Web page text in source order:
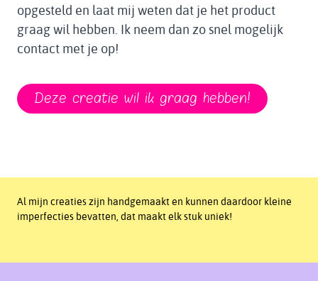
opgesteld en laat mij weten dat je het product
graag wil hebben. Ik neem dan zo snel mogelijk
contact met je op!
Deze creatie wil ik graag hebben!
Al mijn creaties zijn handgemaakt en kunnen daardoor kleine
imperfecties bevatten, dat maakt elk stuk uniek!